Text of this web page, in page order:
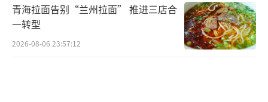
青海拉面告别“兰州拉面” 推进三店合
一转型
2026-08-06 23:57:12